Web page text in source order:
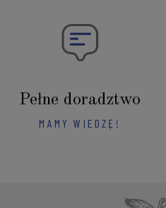
Pełne doradztwo
MAMY WIEDZĘ!